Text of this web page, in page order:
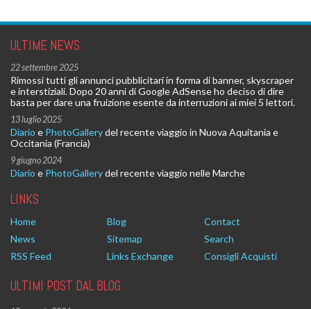
ULTIME NEWS
22 settembre 2025
Rimossi tutti gli annunci pubblicitari in forma di banner, skyscraper
e interstiziali. Dopo 20 anni di Google AdSense ho deciso di dire
basta per dare una fruizione esente da interruzioni ai miei 5 lettori.
13 luglio 2025
Diario e PhotoGallerydel recente viaggio in Nuova Aquitania e
Occitania (Francia)
9 giugno 2024
Diario e PhotoGallerydel recente viaggio nelle Marche
LINKS
Home Blog
Contact
News
Sitemap
Search
RSS Feed
Links Exchange Consigli Acquisti
ULTIMI POST DAL BLOG